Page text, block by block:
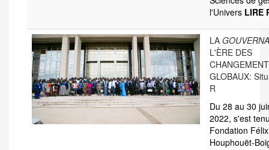
l'Univers LIRE
LA
L'ÈRE DES
GLOBAUX:
R
Du 28 au 30
2022, s'est
Fondation Félix
Houphouët-